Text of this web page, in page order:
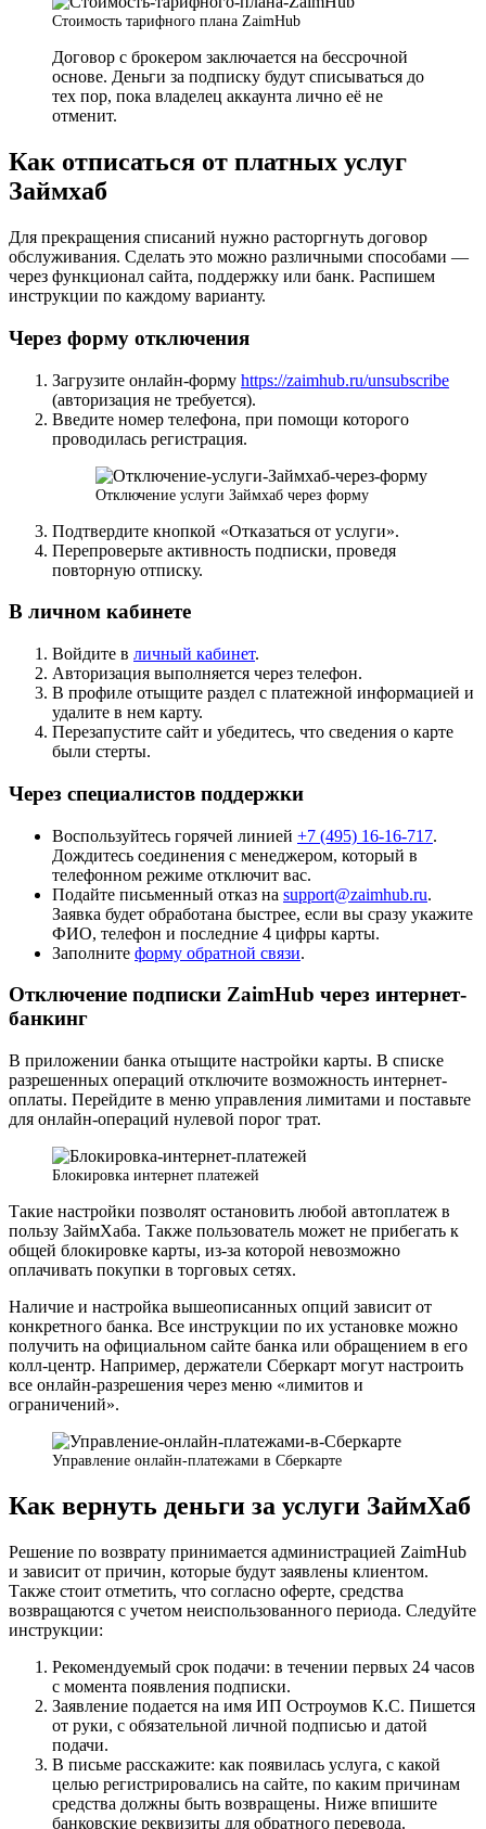
Стоимость тарифного плана ZaimHub
Договор с брокером заключается на бессрочной
основе. Деньги за подписку будут списываться до
тех пор, пока владелец аккаунта лично её не
отменит.
Как отписаться от платных услуг
Займхаб
Для прекращения списаний нужно расторгнуть договор
обслуживания. Сделать это можно различными способами —
через функционал сайта, поддержку или банк. Распишем
инструкции по каждому варианту.
Через форму отключения
Загрузите онлайн-форму https://zaimhub.ru/unsubscribe
(авторизация не требуется).
Введите номер телефона, при помощи которого
проводилась регистрация.
Отключение услуги Займхаб через форму
Подтвердите кнопкой «Отказаться от услуги».
Перепроверьте активность подписки, проведя
повторную отписку.
В личном кабинете
Войдите в личный кабинет.
Авторизация выполняется через телефон.
В профиле отыщите раздел с платежной информацией и
удалите в нем карту.
Перезапустите сайт и убедитесь, что сведения о карте
были стерты.
Через специалистов поддержки
Воспользуйтесь горячей линией +7 (495) 16-16-717.
Дождитесь соединения с менеджером, который в
телефонном режиме отключит вас.
Подайте письменный отказ на support@zaimhub.ru.
Заявка будет обработана быстрее, если вы сразу укажите
ФИО, телефон и последние 4 цифры карты.
Заполните форму обратной связи.
Отключение подписки ZaimHub через интернет-
банкинг
В приложении банка отыщите настройки карты. В списке
разрешенных операций отключите возможность интернет-
оплаты. Перейдите в меню управления лимитами и поставьте
для онлайн-операций нулевой порог трат.
Блокировка интернет платежей
Такие настройки позволят остановить любой автоплатеж в
пользу ЗаймХаба. Также пользователь может не прибегать к
общей блокировке карты, из-за которой невозможно
оплачивать покупки в торговых сетях.
Наличие и настройка вышеописанных опций зависит от
конкретного банка. Все инструкции по их установке можно
получить на официальном сайте банка или обращением в его
колл-центр. Например, держатели Сберкарт могут настроить
все онлайн-разрешения через меню «лимитов и
ограничений».
Управление онлайн-платежами в Сберкарте
Как вернуть деньги за услуги ЗаймХаб
Решение по возврату принимается администрацией ZaimHub
и зависит от причин, которые будут заявлены клиентом.
Также стоит отметить, что согласно оферте, средства
возвращаются с учетом неиспользованного периода. Следуйте
инструкции:
Рекомендуемый срок подачи: в течении первых 24 часов
с момента появления подписки.
Заявление подается на имя ИП Остроумов К.С. Пишется
от руки, с обязательной личной подписью и датой
подачи.
В письме расскажите: как появилась услуга, с какой
целью регистрировались на сайте, по каким причинам
средства должны быть возвращены. Ниже впишите
банковские реквизиты для обратного перевода.